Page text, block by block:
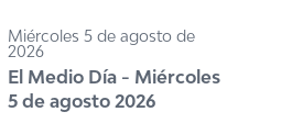
Miércoles 5 de agosto de
2026
El Medio Día - Miércoles
5 de agosto 2026